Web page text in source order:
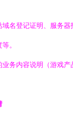
域名登记证明、服务
。
业务内容说明（游戏产